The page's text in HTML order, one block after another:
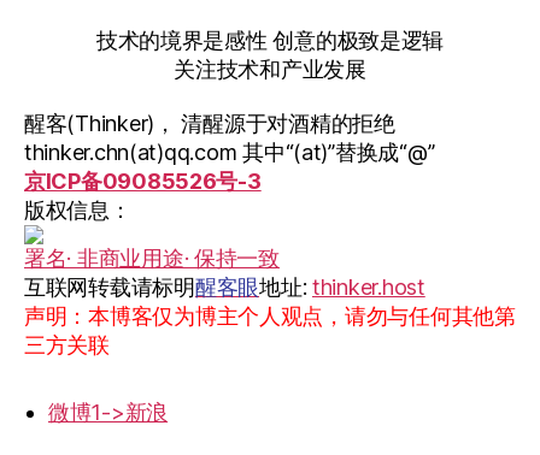
技术的境界是感性 创意的极致是逻辑
关注技术和产业发展
醒客(Thinker)， 清醒源于对酒精的拒绝
thinker.chn(at)qq.com 其中“(at)”替换成“@”
京ICP备09085526号-3
版权信息：
署名· 非商业用途· 保持一致
互联网转载请标明醒客眼地址: thinker.host
声明：本博客仅为博主个人观点，请勿与任何其他第
三方关联
微博1->新浪